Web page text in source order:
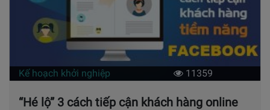
Kế hoạch khởi nghiệp 11359
“Hé lộ” 3 cách tiếp cận khách hàng online